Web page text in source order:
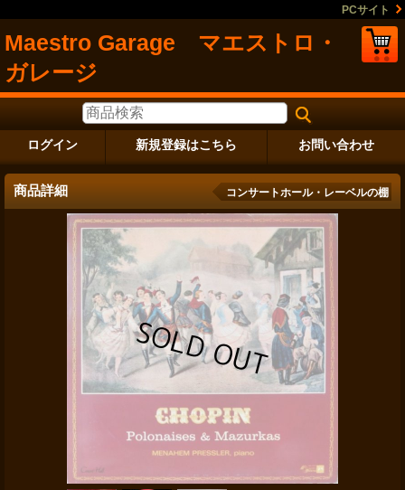
PCサイト
Maestro Garage マエストロ・
ガレージ
ログイン 新規登録はこちら お問い合わせ
商品詳細 コンサートホール・レーベルの棚